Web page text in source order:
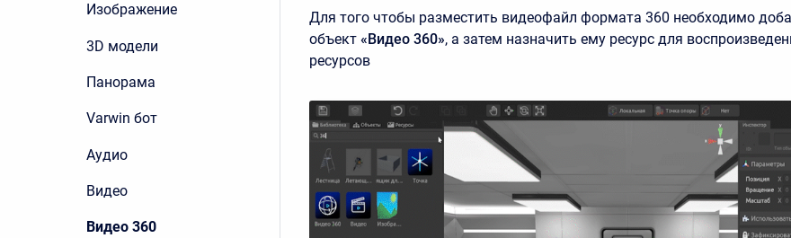
Изображение
3D модели
Панорама
Varwin бот
Аудио
Видео
Видео 360
Для того чтобы разместить видеофайл формата 360 необходимо
объект «Видео 360», а затем назначить ему ресурс для
ресурсов